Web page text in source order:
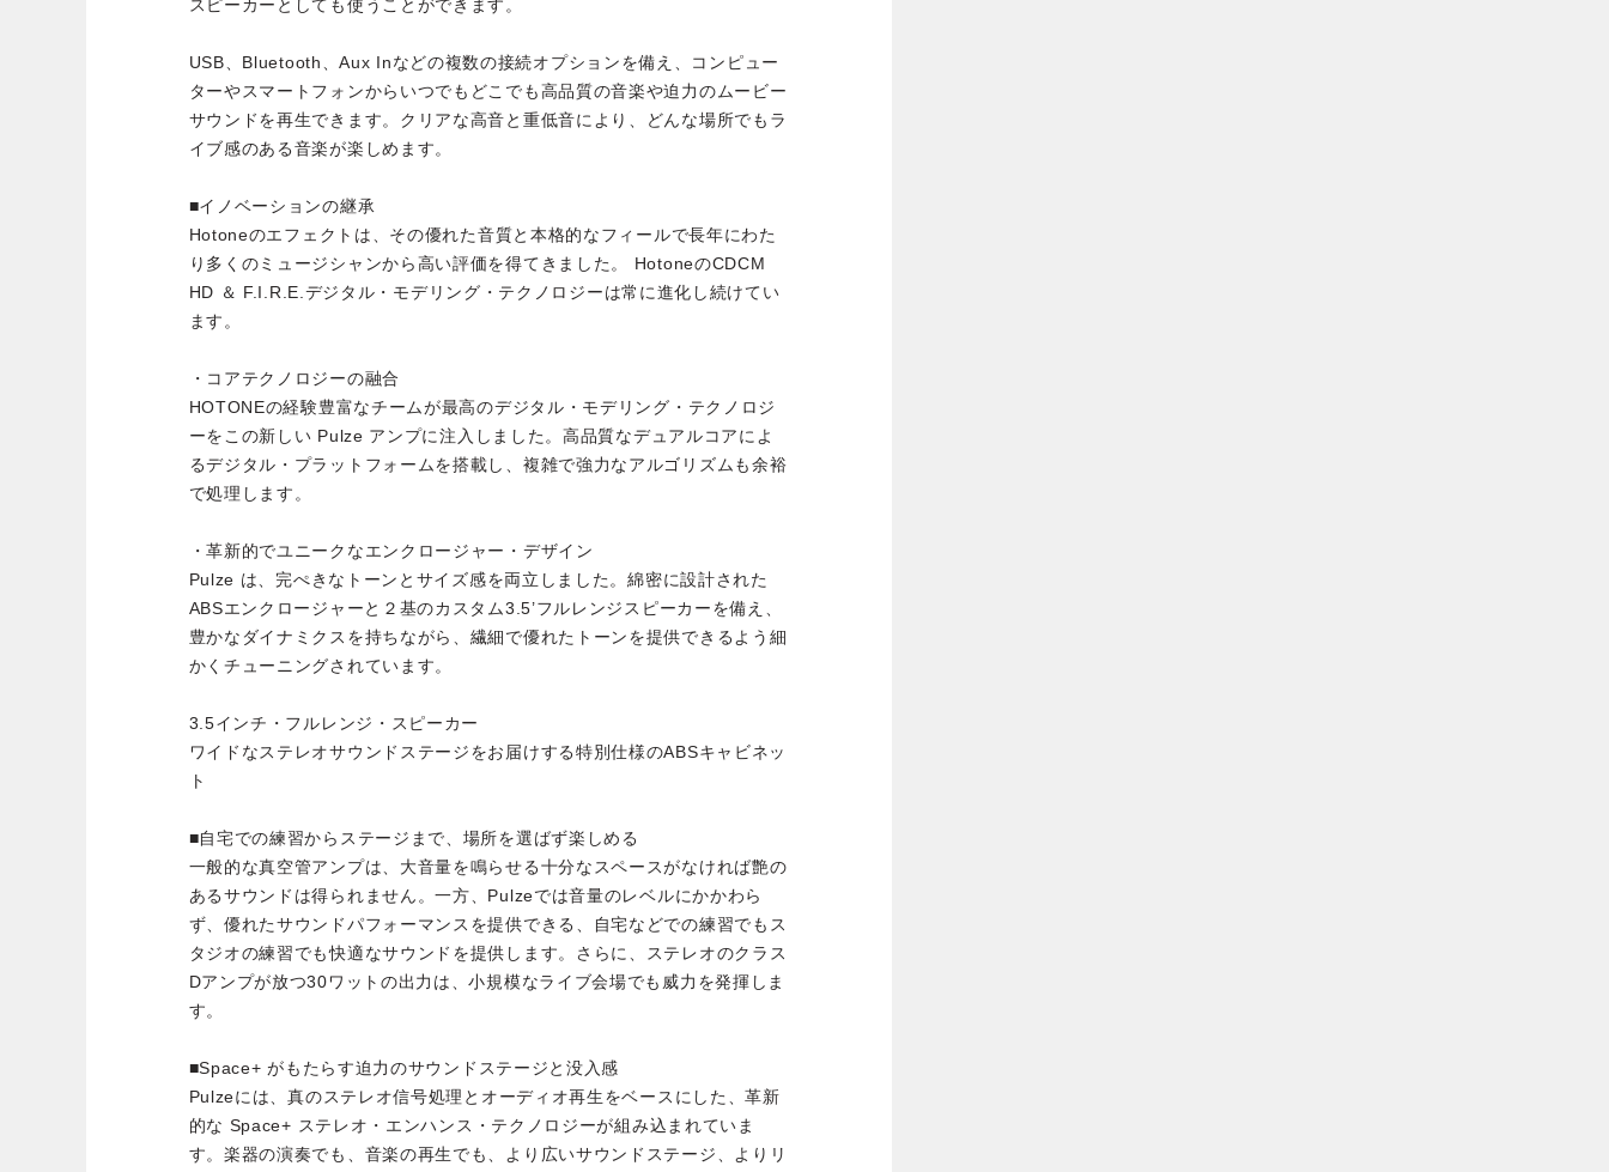
スピーカーとしても使うことができます。
USB、Bluetooth、Aux Inなどの複数の接続オプションを備え、コンピュー
ターやスマートフォンからいつでもどこでも高品質の音楽や迫力のムービー
サウンドを再生できます。クリアな高音と重低音により、どんな場所でもラ
イブ感のある音楽が楽しめます。
■イノベーションの継承
Hotoneのエフェクトは、その優れた音質と本格的なフィールで長年にわた
り多くのミュージシャンから高い評価を得てきました。 HotoneのCDCM
HD ＆ F.I.R.E.デジタル・モデリング・テクノロジーは常に進化し続けてい
ます。
・コアテクノロジーの融合
HOTONEの経験豊富なチームが最高のデジタル・モデリング・テクノロジ
ーをこの新しい Pulze アンプに注入しました。高品質なデュアルコアによ
るデジタル・プラットフォームを搭載し、複雑で強力なアルゴリズムも余裕
で処理します。
・革新的でユニークなエンクロージャー・デザイン
Pulze は、完ぺきなトーンとサイズ感を両立しました。綿密に設計された
ABSエンクロージャーと２基のカスタム3.5’フルレンジスピーカーを備え、
豊かなダイナミクスを持ちながら、繊細で優れたトーンを提供できるよう細
かくチューニングされています。
3.5インチ・フルレンジ・スピーカー
ワイドなステレオサウンドステージをお届けする特別仕様のABSキャビネッ
ト
■自宅での練習からステージまで、場所を選ばず楽しめる
一般的な真空管アンプは、大音量を鳴らせる十分なスペースがなければ艶の
あるサウンドは得られません。一方、Pulzeでは音量のレベルにかかわら
ず、優れたサウンドパフォーマンスを提供できる、自宅などでの練習でもス
タジオの練習でも快適なサウンドを提供します。さらに、ステレオのクラス
Dアンプが放つ30ワットの出力は、小規模なライブ会場でも威力を発揮しま
す。
■Space+ がもたらす迫力のサウンドステージと没入感
Pulzeには、真のステレオ信号処理とオーディオ再生をベースにした、革新
的な Space+ ステレオ・エンハンス・テクノロジーが組み込まれていま
す。楽器の演奏でも、音楽の再生でも、より広いサウンドステージ、よりリ